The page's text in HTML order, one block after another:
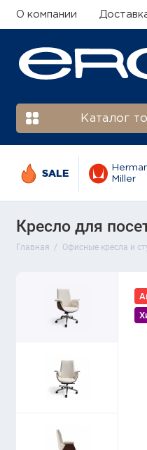
О компании
Каталог
SALE
Miller
Кресло для
Главная Офисные кресла и